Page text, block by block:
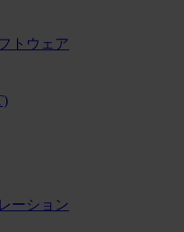
トウェア
ーション